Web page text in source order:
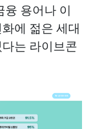
융 용어나 이
에 젊은 세대
는 라이브콘